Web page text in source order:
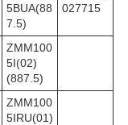
5BUA(88
7.5)
027715
ZMM100
5I(02)
(887.5)
ZMM100
5IRU(01)